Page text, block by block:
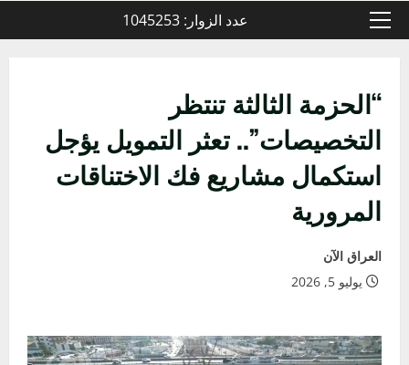
القائمة
عدد الزوار: 1045253
“الحزمة الثالثة تنتظر
التخصيصات”.. تعثر التمويل يؤجل
استكمال مشاريع فك الاختناقات
المرورية
العراق الآن
يوليو 5, 2026